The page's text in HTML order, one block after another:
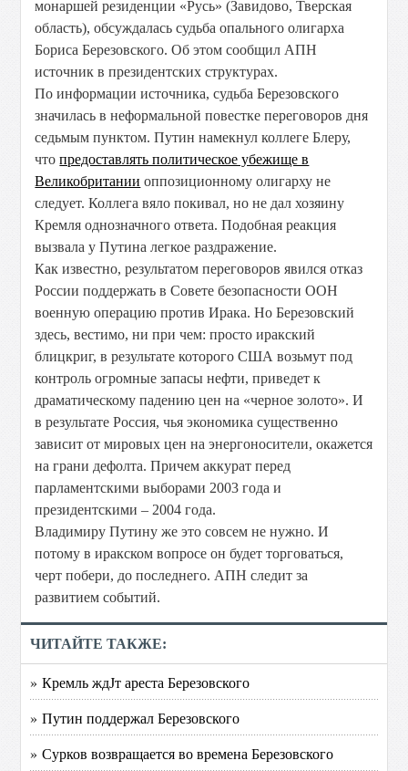
монаршей резиденции «Русь» (Завидово, Тверская
область), обсуждалась судьба опального олигарха
Бориса Березовского. Об этом сообщил АПН
источник в президентских структурах.
По информации источника, судьба Березовского
значилась в неформальной повестке переговоров дня
седьмым пунктом. Путин намекнул коллеге Блеру,
чтопредоставлять политическое убежище в
Великобритании оппозиционному олигарху не
следует. Коллега вяло покивал, но не дал хозяину
Кремля однозначного ответа. Подобная реакция
вызвала у Путина легкое раздражение.
Как известно, результатом переговоров явился отказ
России поддержать в Совете безопасности ООН
военную операцию против Ирака. Но Березовский
здесь, вестимо, ни при чем: просто иракский
блицкриг, в результате которого США возьмут под
контроль огромные запасы нефти, приведет к
драматическому падению цен на «черное золото». И
в результате Россия, чья экономика существенно
зависит от мировых цен на энергоносители, окажется
на грани дефолта. Причем аккурат перед
парламентскими выборами 2003 года и
президентскими – 2004 года.
Владимиру Путину же это совсем не нужно. И
потому в иракском вопросе он будет торговаться,
черт побери, до последнего. АПН следит за
развитием событий.
ЧИТАЙТЕ ТАКЖЕ:
» Кремль ждЈт ареста Березовского
» Путин поддержал Березовского
» Сурков возвращается во времена Березовского